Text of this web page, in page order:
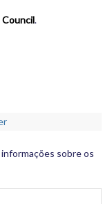
Council.
sobre os